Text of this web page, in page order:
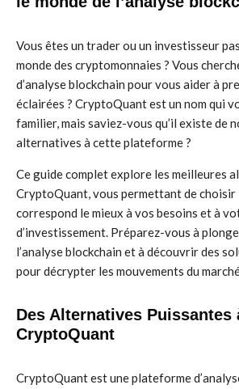
Vous êtes un trader ou un investisseur
monde des cryptomonnaies ? Vous
d’analyse blockchain pour vous aider à
éclairées ? CryptoQuant est un nom qui
familier, mais saviez-vous qu’il existe de
alternatives à cette plateforme ?
Ce guide complet explore les meilleures
CryptoQuant, vous permettant de choisir
correspond le mieux à vos besoins et à
d’investissement. Préparez-vous à
l’analyse blockchain et à découvrir des
pour décrypter les mouvements du
Des Alternatives Puissantes
CryptoQuant
CryptoQuant est une plateforme